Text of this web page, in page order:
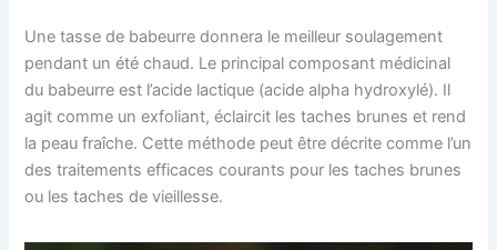
Une tasse de babeurre donnera le meilleur soulagement
pendant un été chaud. Le principal composant médicinal
du babeurre est l’acide lactique (acide alpha hydroxylé). Il
agit comme un exfoliant, éclaircit les taches brunes et rend
la peau fraîche. Cette méthode peut être décrite comme l’un
des traitements efficaces courants pour les taches brunes
ou les taches de vieillesse.